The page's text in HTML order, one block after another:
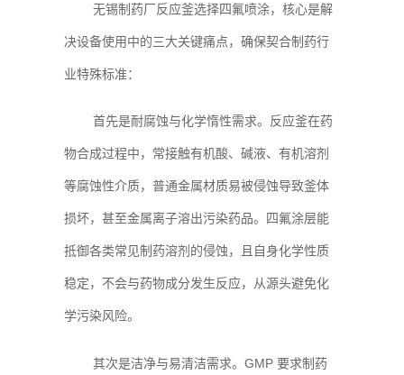
无锡制药厂反应釜选择四氟喷涂，核心是解
决设备使用中的三大关键痛点，确保契合制药行
业特殊标准：
首先是耐腐蚀与化学惰性需求。反应釜在药
物合成过程中，常接触有机酸、碱液、有机溶剂
等腐蚀性介质，普通金属材质易被侵蚀导致釜体
损坏，甚至金属离子溶出污染药品。四氟涂层能
抵御各类常见制药溶剂的侵蚀，且自身化学性质
稳定，不会与药物成分发生反应，从源头避免化
学污染风险。
其次是洁净与易清洁需求。GMP 要求制药